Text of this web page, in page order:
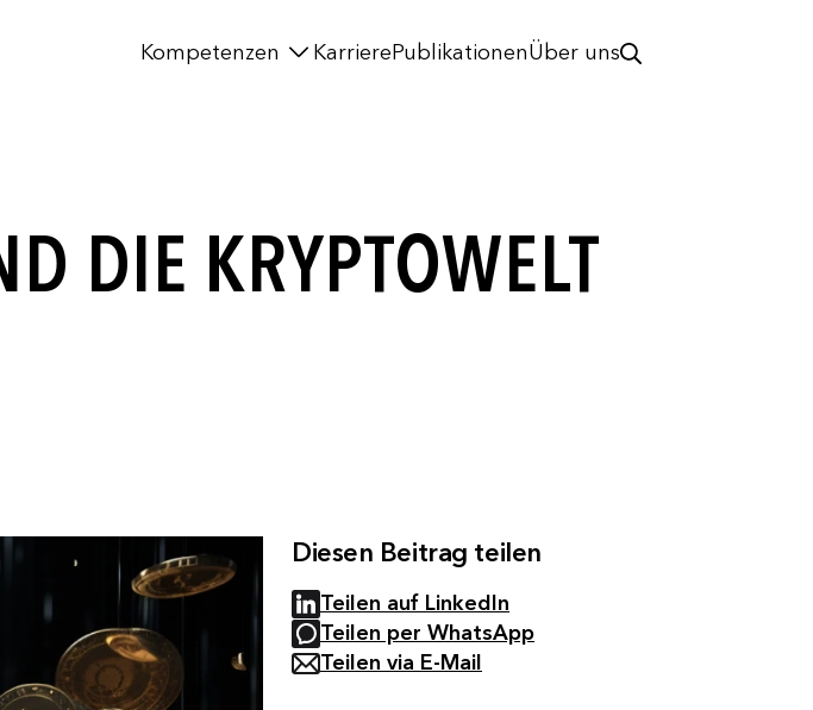
Kompetenzen KarrierePublikationenÜber uns
DIE KRYPTOWELT
Diesen Beitrag teilen
Teilen auf LinkedIn
Teilen per WhatsApp
Teilen via E-Mail